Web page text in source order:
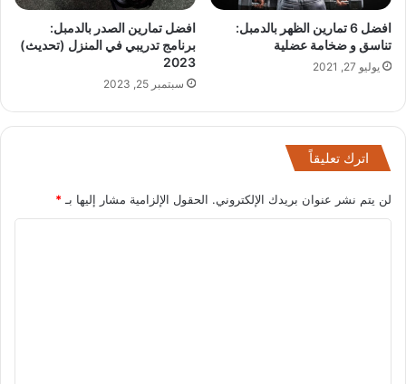
افضل 6 تمارين الظهر بالدمبل:
تناسق و ضخامة عضلية
يوليو 27, 2021
افضل تمارين الصدر بالدمبل:
برنامج تدريبي في المنزل (تحديث)
2023
سبتمبر 25, 2023
اترك تعليقاً
لن يتم نشر عنوان بريدك الإلكتروني. الحقول الإلزامية مشار إليها بـ*